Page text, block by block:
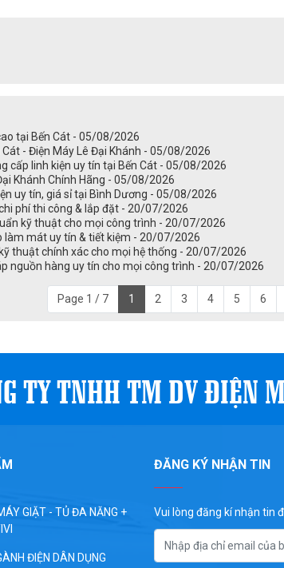
tại Bến Cát - 05/08/2026
- Điện Máy Lê Đại Khánh - 05/08/2026
cấp linh kiện uy tín tại Bến Cát - 05/08/2026
Khánh Chính Hãng - 05/08/2026
uy tín, giá sỉ tại Bình Dương - 05/08/2026
phí thi công & lắp đặt - 20/07/2026
kỹ thuật cho mọi công trình - 20/07/2026
làm mát uy tín & tiết kiệm - 20/07/2026
thuật chính xác cho mọi hệ thống - 20/07/2026
nguồn hàng uy tín cho mọi công trình - 20/07/2026
Page 1 / 7 1 2 3 4 5 6
TY TNHH TM DV ĐIỆN
GIẶT - TỦ ĐA NĂNG +
ĐIỆN DÂN DỤNG
ĐĂNG KÝ NHẬN TIN
Vui lòng đăng kí nhận tin